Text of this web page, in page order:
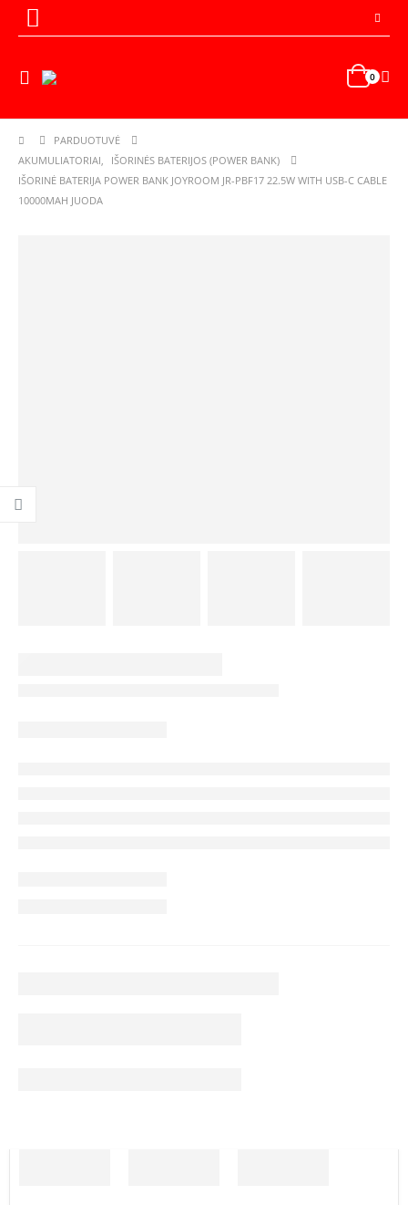
0
PARDUOTUVĖ
AKUMULIATORIAI,
IŠORINĖS BATERIJOS (POWER BANK)
IŠORINĖ BATERIJA POWER BANK JOYROOM JR-PBF17 22.5W WITH USB-C CABLE
10000MAH JUODA